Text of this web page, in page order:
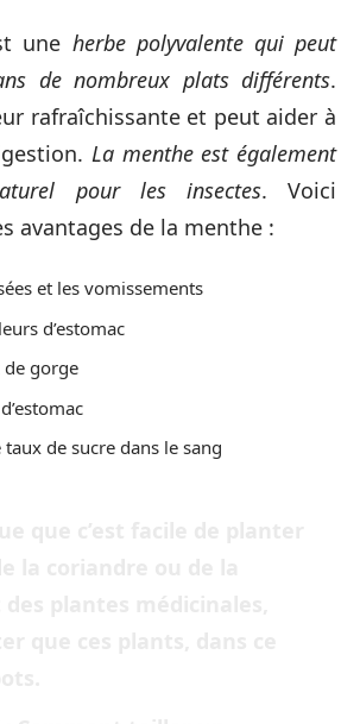
une herbe polyvalente qui peut
de nombreux plats différents.
rafraîchissante et peut aider à
La menthe est également
pour les insectes. Voici
avantages de la menthe :
et les vomissements
d’estomac
de gorge
de sucre dans le sang